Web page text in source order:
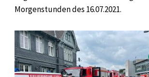
Morgenstunden des 16.07.2021.